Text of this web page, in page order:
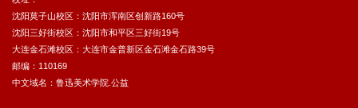
沈阳莫子山校区：沈阳市浑南区创新路160号
沈阳三好街校区：沈阳市和平区三好街19号
大连金石滩校区：大连市金普新区金石滩金石路39号
邮编：110169
中文域名：鲁迅美术学院.公益